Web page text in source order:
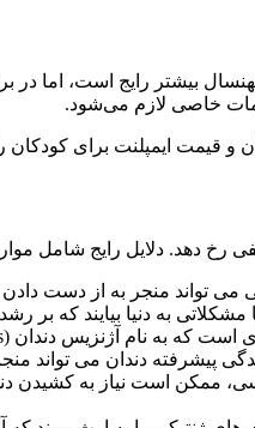
بیشتر رایج است، اما
خاصی لازم می‌شود.
و قیمت ایمپلنت برای کودکان
رخ دهد. دلایل رایج شامل
تواند منجر به از دست دادن
به دنیا بیایند که بر
پیشرفته دندان می تواند
ممکن است نیاز به کشیدن